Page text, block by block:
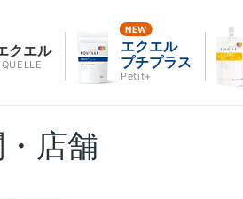
クエル
エクエル
プチプラス
Petit+
店舗